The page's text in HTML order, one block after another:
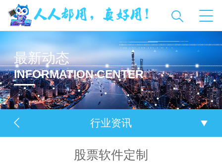
最新动态
INFORMATION CENTER
行业资讯
股票软件定制